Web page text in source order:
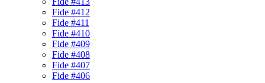
Fide #412
Fide #411
Fide #410
Fide #409
Fide #408
Fide #407
Fide #406